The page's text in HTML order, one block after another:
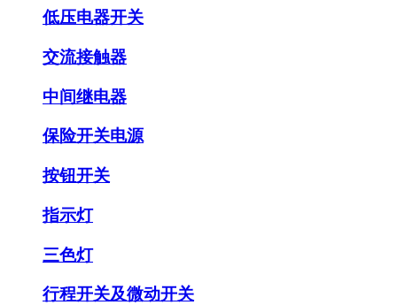
低压电器开关
交流接触器
中间继电器
保险开关电源
按钮开关
指示灯
三色灯
行程开关及微动开关